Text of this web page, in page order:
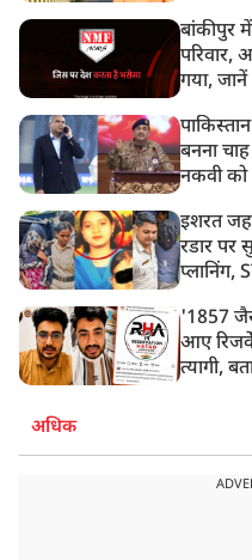
बांकीपुर
परिवार,
गया,
बनना
नकवी को
इशरत
रडार पर
प्लानिंग,
'1857
आए
त्यागी,
अधिक